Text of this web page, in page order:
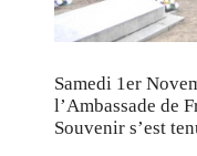
Samedi 1er
l’Ambassade de
Souvenir s’est